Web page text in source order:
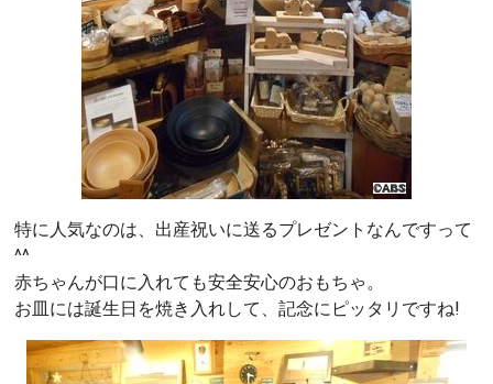
特に人気なのは、出産祝いに送るプレゼントなんですって
^^
赤ちゃんが口に入れても安全安心のおもちゃ。
お皿には誕生日を焼き入れして、記念にピッタリですね!